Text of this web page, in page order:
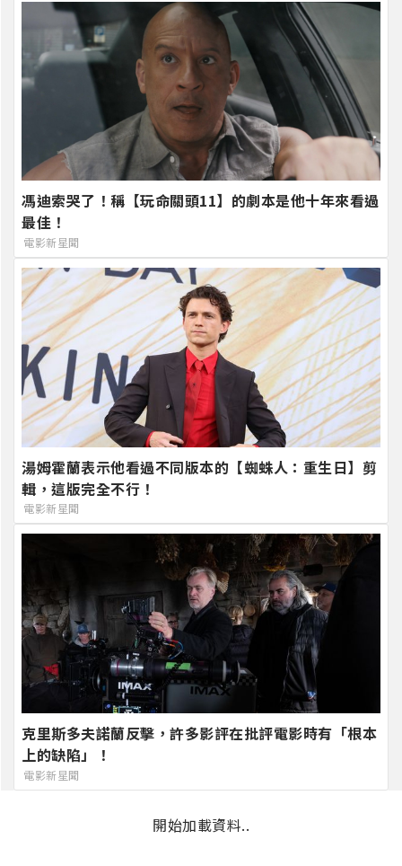
馮迪索哭了！稱【玩命關頭11】的劇本是他十年來看過
最佳！
電影新星聞
湯姆霍蘭表示他看過不同版本的【蜘蛛人：重生日】剪
輯，這版完全不行！
電影新星聞
克里斯多夫諾蘭反擊，許多影評在批評電影時有「根本
上的缺陷」！
電影新星聞
開始加載資料..